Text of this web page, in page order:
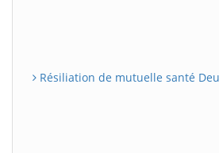
Résiliation de mutuelle santé